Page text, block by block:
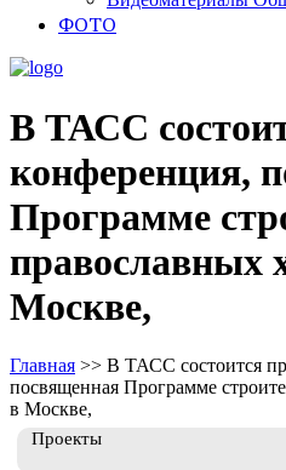
ФОТО
В ТАСС
конференция,
Программе
православных
Москве,
Главная >> В ТАСС состоится
посвященная Программе
в Москве,
Проекты